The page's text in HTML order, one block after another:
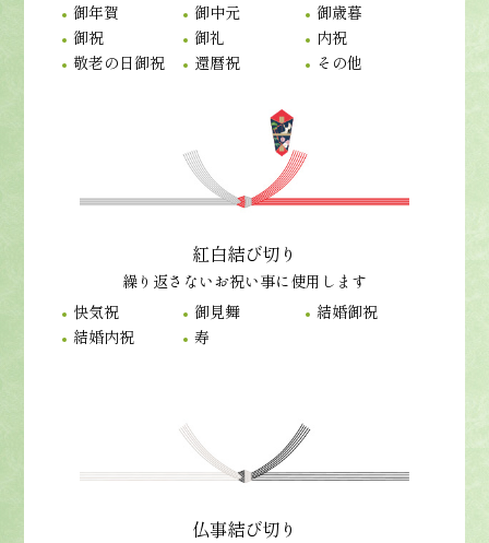
御年賀
御中元
御歳暮
御祝
御礼
内祝
敬老の日御祝
還暦祝 その他
紅白結び切り
繰り返さないお祝い事に使用します
快気祝
御見舞
結婚御祝
結婚内祝
寿
仏事結び切り